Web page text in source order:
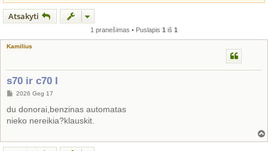
Atsakyti
1 pranešimas • Puslapis 1 iš 1
Kamilius
s70 ir c70 I
S
a
n
d
t
2026 Geg 17
du donorai,benzinas automatas
nieko nereikia?klauskit.